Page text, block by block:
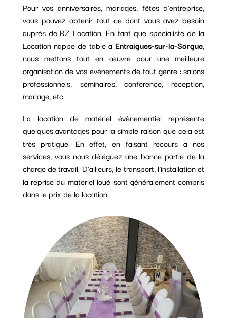
Pour vos anniversaires, mariages, fêtes d’entreprise,
vous pouvez obtenir tout ce dont vous avez besoin
auprès de RZ Location. En tant que spécialiste de la
Location nappe de table à Entraigues-sur-la-Sorgue,
nous mettons tout en œuvre pour une meilleure
organisation de vos évènements de tout genre : salons
professionnels, séminaires, conférence, réception,
mariage, etc.
La location de matériel évènementiel représente
quelques avantages pour la simple raison que cela est
très pratique. En effet, en faisant recours à nos
services, vous nous déléguez une bonne partie de la
charge de travail. D’ailleurs, le transport, l’installation et
la reprise du matériel loué sont généralement compris
dans le prix de la location.